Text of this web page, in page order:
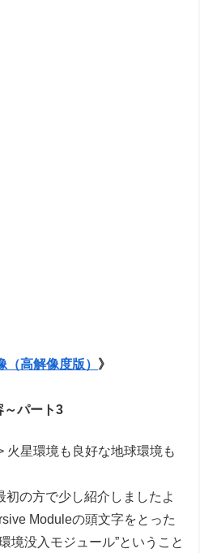
高解像度版） 》
パート3
星環境も良好な地球環境も
初の方で少し紹介しましたよ
Moduleの頭文字をとった
境没入モジュール”ということ